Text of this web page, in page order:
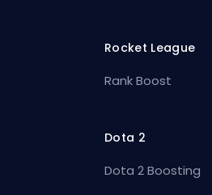
Rocket League
Rank Boost
Dota 2
Dota 2 Boosting